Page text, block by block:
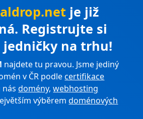
je již
Registrujte si
na trhu!
najdete tu pravou. Jsme jediný
v ČR podlecertifikace
násdomény,webhosting
výběremdoménových